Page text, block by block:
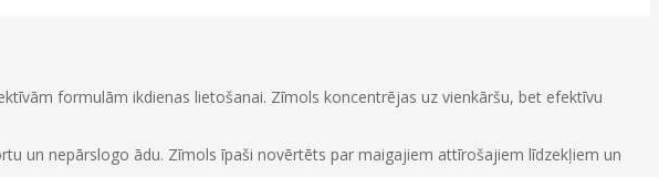
formulām ikdienas lietošanai. Zīmols koncentrējas uz vienkāršu, bet efektīvu
un nepārslogo ādu. Zīmols īpaši novērtēts par maigajiem attīrošajiem līdzekļiem un